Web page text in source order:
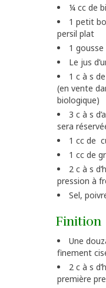
¼ cc de
1 petit
persil plat
1 gousse
Le jus
1 c à s
(en vente
biologique)
3 c à s
sera
1 cc de
1 cc de
2 c à s
pression à
Sel,
Finition
Une
finement
2 c à s
première